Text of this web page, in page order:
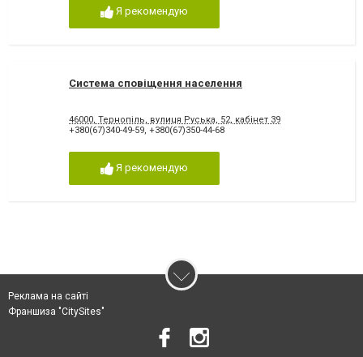
Я рекомендую
Система сповіщення населення
46000, Тернопiль, вулиця Руська, 52, кабінет 39
+380(67)340-49-59, +380(67)350-44-68
Я рекомендую
Реклама на сайті
Франшиза "CitySites"